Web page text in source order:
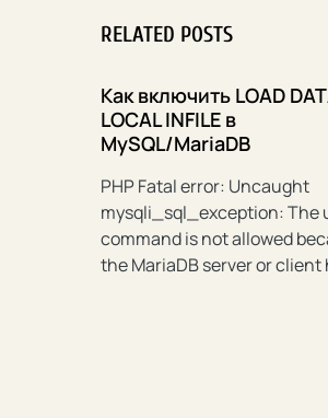
RELATED POSTS
Как включить LOAD
LOCAL INFILE в
MySQL/MariaDB
PHP Fatal error: Uncaught
mysqli_sql_exception: The
command is not allowed
the MariaDB server or client